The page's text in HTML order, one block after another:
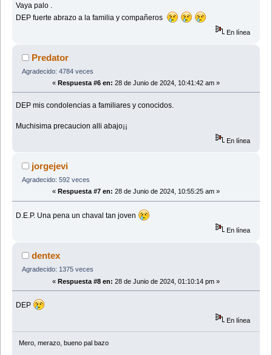
Vaya palo .
DEP fuerte abrazo a la familia y compañeros
En línea
Predator
Agradecido: 4784 veces
« Respuesta #6 en: 28 de Junio de 2024, 10:41:42 am »
DEP mis condolencias a familiares y conocidos.
Muchisima precaucion alli abajo¡¡
En línea
jorgejevi
Agradecido: 592 veces
« Respuesta #7 en: 28 de Junio de 2024, 10:55:25 am »
D.E.P. Una pena un chaval tan joven
En línea
dentex
Agradecido: 1375 veces
« Respuesta #8 en: 28 de Junio de 2024, 01:10:14 pm »
DEP
En línea
Mero, merazo, bueno pal bazo